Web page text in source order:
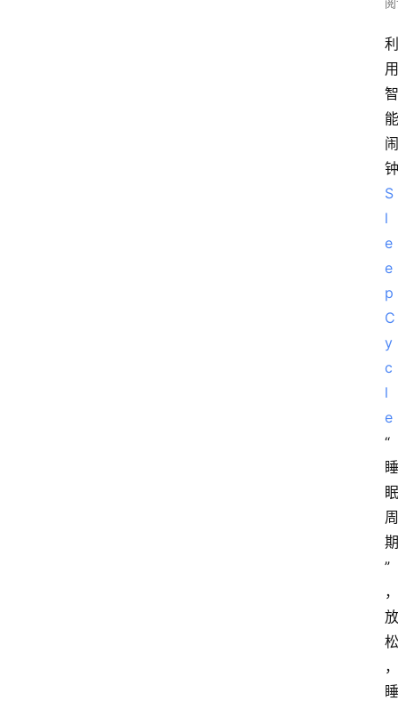
利
用
智
能
闹
钟
S
l
e
e
p
C
y
c
l
e
“
睡
眠
周
期
”
，
放
松
，
睡